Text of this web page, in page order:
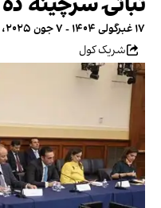
۱۷ غبرگولی ۱۴۰۴ - ۷ جون ۲۰۲۵، ۱۹:۳۱ GMT+۱
شریک کول